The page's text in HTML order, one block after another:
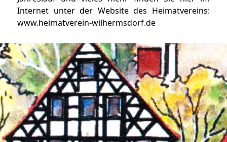
Internet unter der Website des Heimatvereins:
www.heimatverein-wilhermsdorf.de